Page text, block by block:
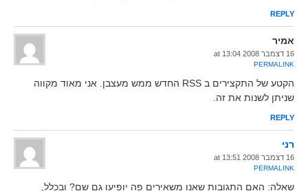
REPLY
אמיר
16 דצמבר 2008 at 13:04
PERMALINK
הקטע של התקצירים ב RSS החדש ממש מעצבן. אני מאוד מקווה
שניתן לשנות את זה.
REPLY
רני
16 דצמבר 2008 at 13:51
PERMALINK
שאלה: האם התגובות שאנו משאירים פה יופיעו גם שם? ובכלל,